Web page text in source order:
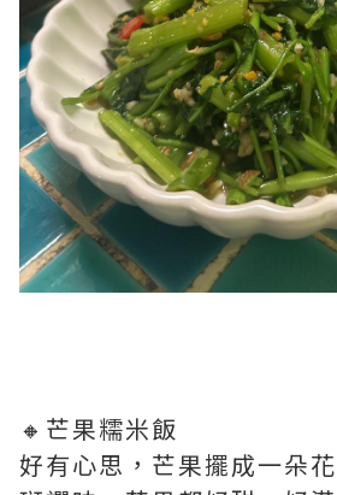
🔸芒果糯米飯
好有心思，芒果擺成一朵